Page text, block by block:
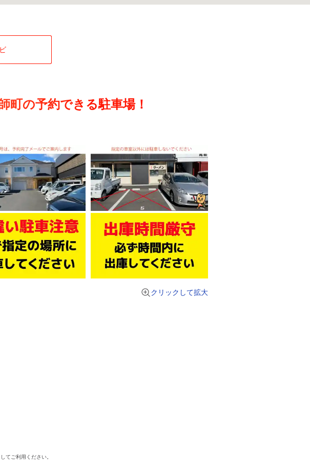
町の予約できる駐車場！
クリックして拡大
てご利用ください。